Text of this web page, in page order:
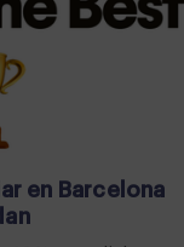
en Barcelona